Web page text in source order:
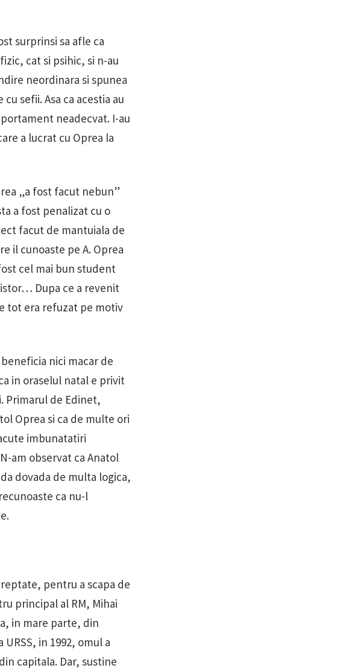
surprinsi sa afle ca
cat si psihic, si n-au
neordinara si spunea
sefii. Asa ca acestia au
neadecvat. I-au
a lucrat cu Oprea la
„a fost facut nebun”
a fost penalizat cu o
facut de mantuiala de
il cunoaste pe A. Oprea
cel mai bun student
Dupa ce a revenit
tot era refuzat pe motiv
nici macar de
in oraselul natal e privit
Primarul de Edinet,
Oprea si ca de multe ori
imbunatatiri
am observat ca Anatol
dovada de multa logica,
ca nu-l
pentru a scapa de
principal al RM, Mihai
in mare parte, din
in 1992, omul a
capitala. Dar, sustine